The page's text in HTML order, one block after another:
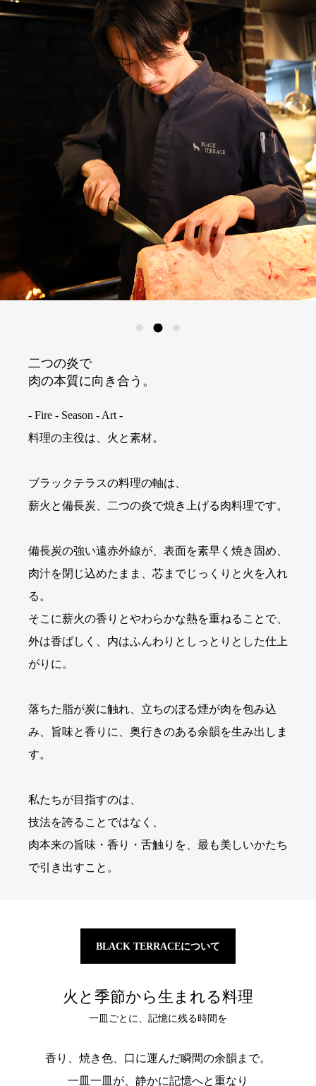
二つの炎で
肉の本質に向き合う。
- Fire - Season - Art -
料理の主役は、火と素材。
ブラックテラスの料理の軸は、
薪火と備長炭、二つの炎で焼き上げる肉料理です。
備長炭の強い遠赤外線が、表面を素早く焼き固め、
肉汁を閉じ込めたまま、芯までじっくりと火を入れ
る。
そこに薪火の香りとやわらかな熱を重ねることで、
外は香ばしく、内はふんわりとしっとりとした仕上
がりに。
落ちた脂が炭に触れ、立ちのぼる煙が肉を包み込
み、旨味と香りに、奥行きのある余韻を生み出しま
す。
私たちが目指すのは、
技法を誇ることではなく、
肉本来の旨味・香り・舌触りを、最も美しいかたち
で引き出すこと。
BLACK TERRACEについて
火と季節から生まれる料理
一皿ごとに、記憶に残る時間を
香り、焼き色、口に運んだ瞬間の余韻まで。
一皿一皿が、静かに記憶へと重なり